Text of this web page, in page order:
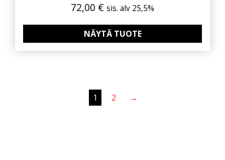
72,00 € sis. alv 25,5%
NÄYTÄ TUOTE
1 2 →